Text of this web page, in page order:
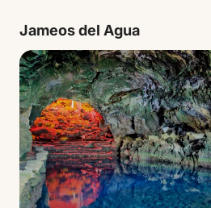
démonstrations géothermiques sur
incontournables.
Jameos del Agua